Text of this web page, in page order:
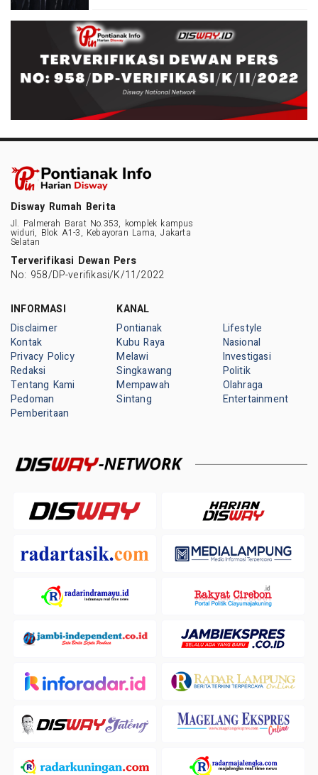
Disway Rumah Berita
Jl. Palmerah Barat No.353, komplek kampus
widuri, Blok A1-3, Kebayoran Lama, Jakarta
Selatan
Terverifikasi Dewan Pers
No: 958/DP-verifikasi/K/11/2022
INFORMASI
Disclaimer
Kontak
Privacy Policy
Redaksi
Tentang Kami
Pedoman
Pemberitaan
KANAL
Pontianak
Kubu Raya
Melawi
Singkawang
Mempawah
Sintang
Lifestyle
Nasional
Investigasi
Politik
Olahraga
Entertainment